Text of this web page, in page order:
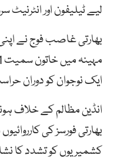
لیے ٹیلیفون اور
بھارتی غاصب فوج نے
ایک نوجوان کو دوران
انڈین مظالم کے خلاف
کشمیریوں کو تشدد کا